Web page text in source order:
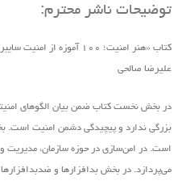
توضیحات ناشر محترم:
کتاب «هنر امنیت؛ ۱۰۰
علیرضا صالحی
در بخش نخست کتاب ضمن بیان الگوهای
بزرگی ندارد و پیچیدگی دشمن امنیت است.
است. در امن‌سازی در حوزه‌ سازمان، مدیریت و
می‌پردازد. در بخش بدافزارها و